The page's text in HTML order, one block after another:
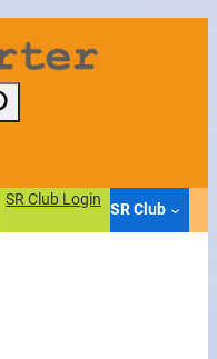
SR Club Login
SR Club